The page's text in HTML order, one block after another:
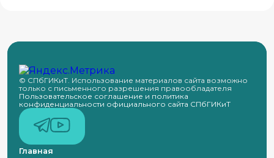
© СПбГИКиТ. Использование материалов сайта возможно
только с письменного разрешения правообладателя
Пользовательское соглашение и политика
конфиденциальности официального сайта СПбГИКиТ
Главная